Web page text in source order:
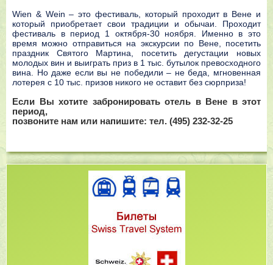
Wien & Wein – это фестиваль, который проходит в Вене и
который приобретает свои традиции и обычаи. Проходит
фестиваль в период 1 октября-30 ноября. Именно в это
время можно отправиться на экскурсии по Вене, посетить
праздник Святого Мартина, посетить дегустации новых
молодых вин и выиграть приз в 1 тыс. бутылок превосходного
вина. Но даже если вы не победили – не беда, мгновенная
лотерея с 10 тыс. призов никого не оставит без сюрприза!
Еcли Вы xoтитe зaбpoниpoвaть oтeль в Вeнe в этoт
пepиoд,
пoзвoнитe нaм или нaпишитe: тeл. (495) 232-32-25